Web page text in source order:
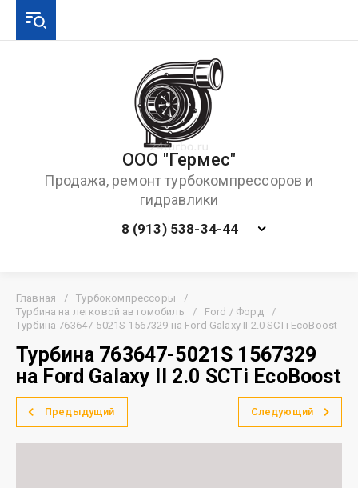
ООО "Гермес"
Продажа, ремонт турбокомпрессоров и
гидравлики
8 (913) 538-34-44
Главная / Турбокомпрессоры
/
Турбина на легковой автомобиль
/ Ford / Форд
/
Турбина 763647-5021S 1567329 на Ford Galaxy II 2.0 SCTi EcoBoost
Турбина 763647-5021S 1567329
на Ford Galaxy II 2.0 SCTi EcoBoost
Предыдущий Следующий